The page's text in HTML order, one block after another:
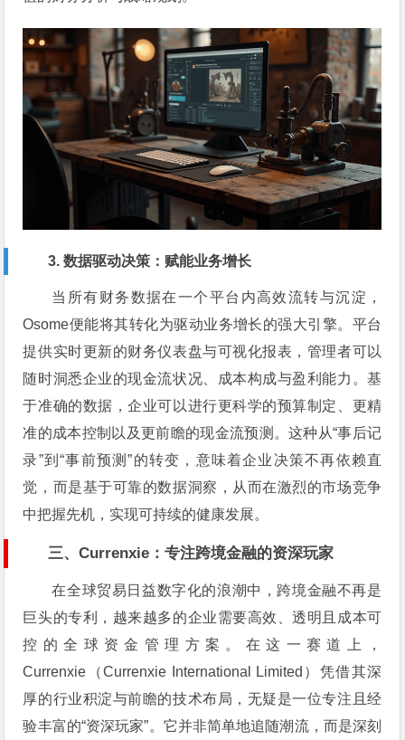
3. 数据驱动决策：赋能业务增长
当所有财务数据在一个平台内高效流转与沉淀，
Osome便能将其转化为驱动业务增长的强大引擎。平台
提供实时更新的财务仪表盘与可视化报表，管理者可以
随时洞悉企业的现金流状况、成本构成与盈利能力。基
于准确的数据，企业可以进行更科学的预算制定、更精
准的成本控制以及更前瞻的现金流预测。这种从“事后记
录”到“事前预测”的转变，意味着企业决策不再依赖直
觉，而是基于可靠的数据洞察，从而在激烈的市场竞争
中把握先机，实现可持续的健康发展。
三、Currenxie：专注跨境金融的资深玩家
在全球贸易日益数字化的浪潮中，跨境金融不再是
巨头的专利，越来越多的企业需要高效、透明且成本可
控的全球资金管理方案。在这一赛道上，
Currenxie（Currenxie International Limited）凭借其深
厚的行业积淀与前瞻的技术布局，无疑是一位专注且经
验丰富的“资深玩家”。它并非简单地追随潮流，而是深刻